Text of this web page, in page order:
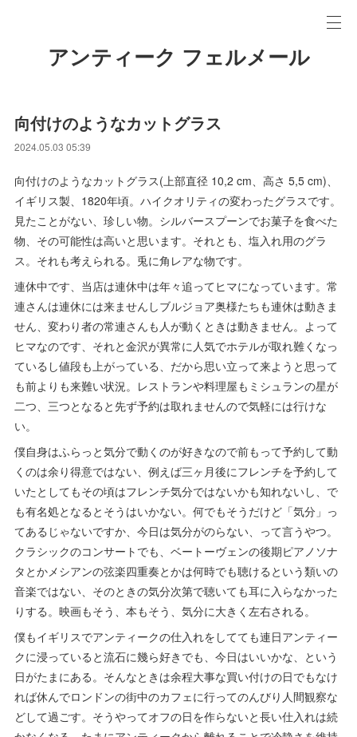
アンティーク フェルメール
向付けのようなカットグラス
2024.05.03 05:39
向付けのようなカットグラス(上部直径 10,2 cm、高さ 5,5 cm)、
イギリス製、1820年頃。ハイクオリティの変わったグラスです。
見たことがない、珍しい物。シルバースプーンでお菓子を食べた
物、その可能性は高いと思います。それとも、塩入れ用のグラ
ス。それも考えられる。兎に角レアな物です。
連休中です、当店は連休中は年々追ってヒマになっています。常
連さんは連休には来ませんしブルジョア奥様たちも連休は動きま
せん、変わり者の常連さんも人が動くときは動きません。よって
ヒマなのです、それと金沢が異常に人気でホテルが取れ難くなっ
ているし値段も上がっている、だから思い立って来ようと思って
も前よりも来難い状況。レストランや料理屋もミシュランの星が
二つ、三つとなると先ず予約は取れませんので気軽には行けな
い。
僕自身はふらっと気分で動くのが好きなので前もって予約して動
くのは余り得意ではない、例えば三ヶ月後にフレンチを予約して
いたとしてもその頃はフレンチ気分ではないかも知れないし、で
も有名処となるとそうはいかない。何でもそうだけど「気分」っ
てあるじゃないですか、今日は気分がのらない、って言うやつ。
クラシックのコンサートでも、ベートーヴェンの後期ピアノソナ
タとかメシアンの弦楽四重奏とかは何時でも聴けるという類いの
音楽ではない、そのときの気分次第で聴いても耳に入らなかった
りする。映画もそう、本もそう、気分に大きく左右される。
僕もイギリスでアンティークの仕入れをしてても連日アンティー
クに浸っていると流石に幾ら好きでも、今日はいいかな、という
日がたまにある。そんなときは余程大事な買い付けの日でもなけ
れば休んでロンドンの街中のカフェに行ってのんびり人間観察な
どして過ごす。そうやってオフの日を作らないと長い仕入れは続